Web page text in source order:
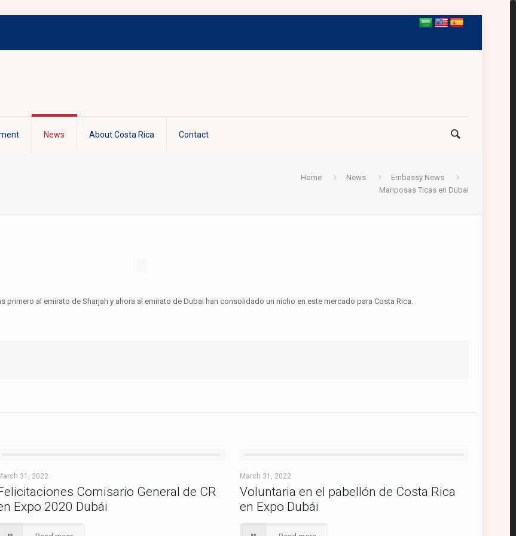
News About Costa Rica Contact
Home News
Embassy News
Mariposas Ticas en Dubai
al emirato de Sharjah y ahora al emirato de Dubai han consolidado un nicho en este mercado para Costa Rica.
31, 2022
Comisario General de CR
Expo 2020 Dubái
March 31, 2022
Voluntaria en el pabellón de Costa Rica
en Expo Dubái